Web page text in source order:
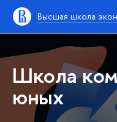
Высшая школа
Школа
юных